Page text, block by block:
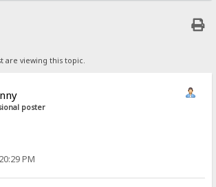
are viewing this topic.
poster
PM